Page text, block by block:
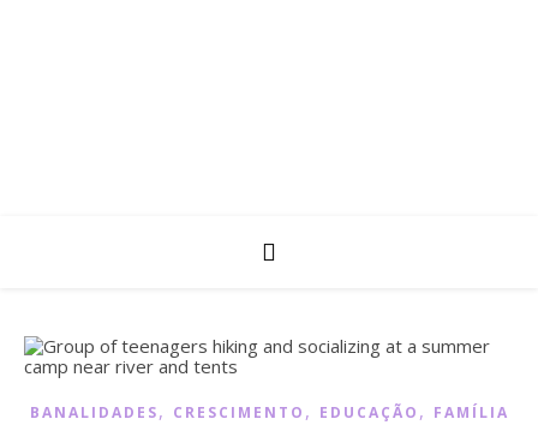
BANALIDADES, CRESCIMENTO , EDUCAÇÃO , FAMÍLIA